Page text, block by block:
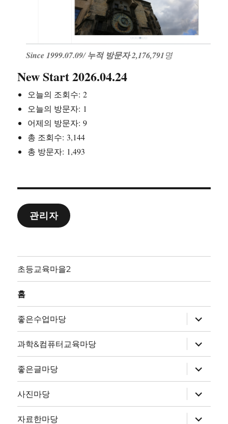
Since 1999.07.09/누적 방문자 2,176,791명
New Start 2026.04.24
오늘의 조회수:2
오늘의 방문자: 1
어제의 방문자:9
총 조회수: 3,144
총 방문자: 1,493
관리자
초등교육마을2
홈
좋은수업마당
위
메
뉴
확
장
과학&컴퓨터교육마당
위
메
뉴
확
장
좋은글마당
위
메
뉴
확
장
사진마당
위
메
뉴
자료한마당